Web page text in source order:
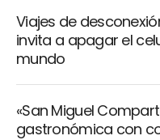
Viajes de
invita a apagar el
mundo
«San Miguel
gastronómica con